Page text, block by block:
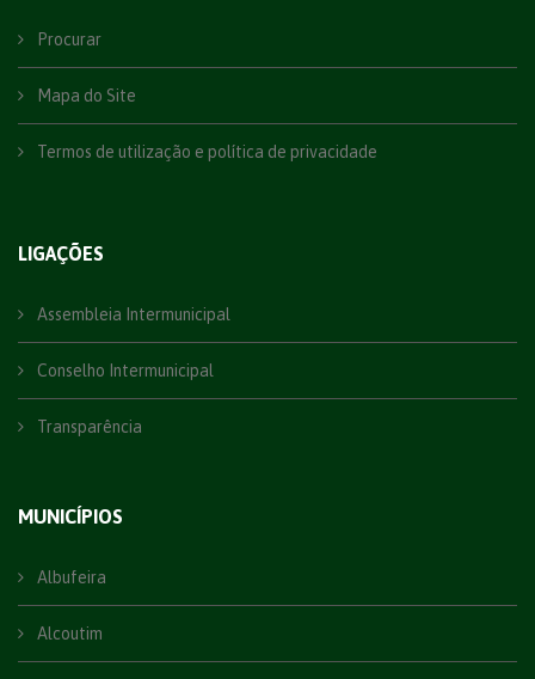
Procurar
Mapa do Site
Termos de utilização e política de privacidade
LIGAÇÕES
Assembleia Intermunicipal
Conselho Intermunicipal
Transparência
MUNICÍPIOS
Albufeira
Alcoutim